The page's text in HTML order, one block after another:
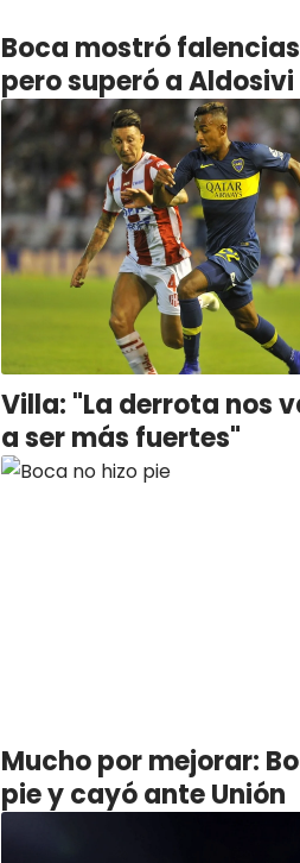
Boca mostró
pero superó a Aldosivi
Villa: "La derrota nos
a ser más fuertes"
Mucho por mejorar:
pie y cayó ante Unión